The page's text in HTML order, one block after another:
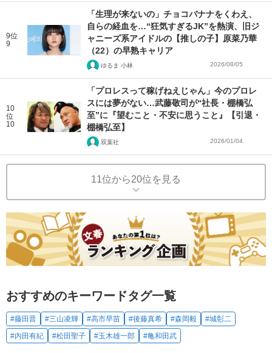
9位
9
「生理が来ないの」チョコバナナをくわえ、
自らの経血を…“狂気すぎるJK”を熱演、旧ジ
ャニーズ系アイドルの【推しの子】原菜乃華
（22）の早熟キャリア
ゆるま 小林 2026/08/05
10
位
10
「プロレスって稼げねえじゃん」今のプロレ
スには夢がない…武藤敬司が“社長・棚橋弘
至”に『望むこと・不安に思うこと』【引退・
棚橋弘至】
双葉社 2026/01/04
11位から20位を見る
おすすめのキーワードタグ一覧
#藤田晋 #三山凌輝 #高市早苗 #後藤真希 #森岡毅
#城彰二
#内田有紀
#松田聖子 #玉木雄一郎 #亀和田武